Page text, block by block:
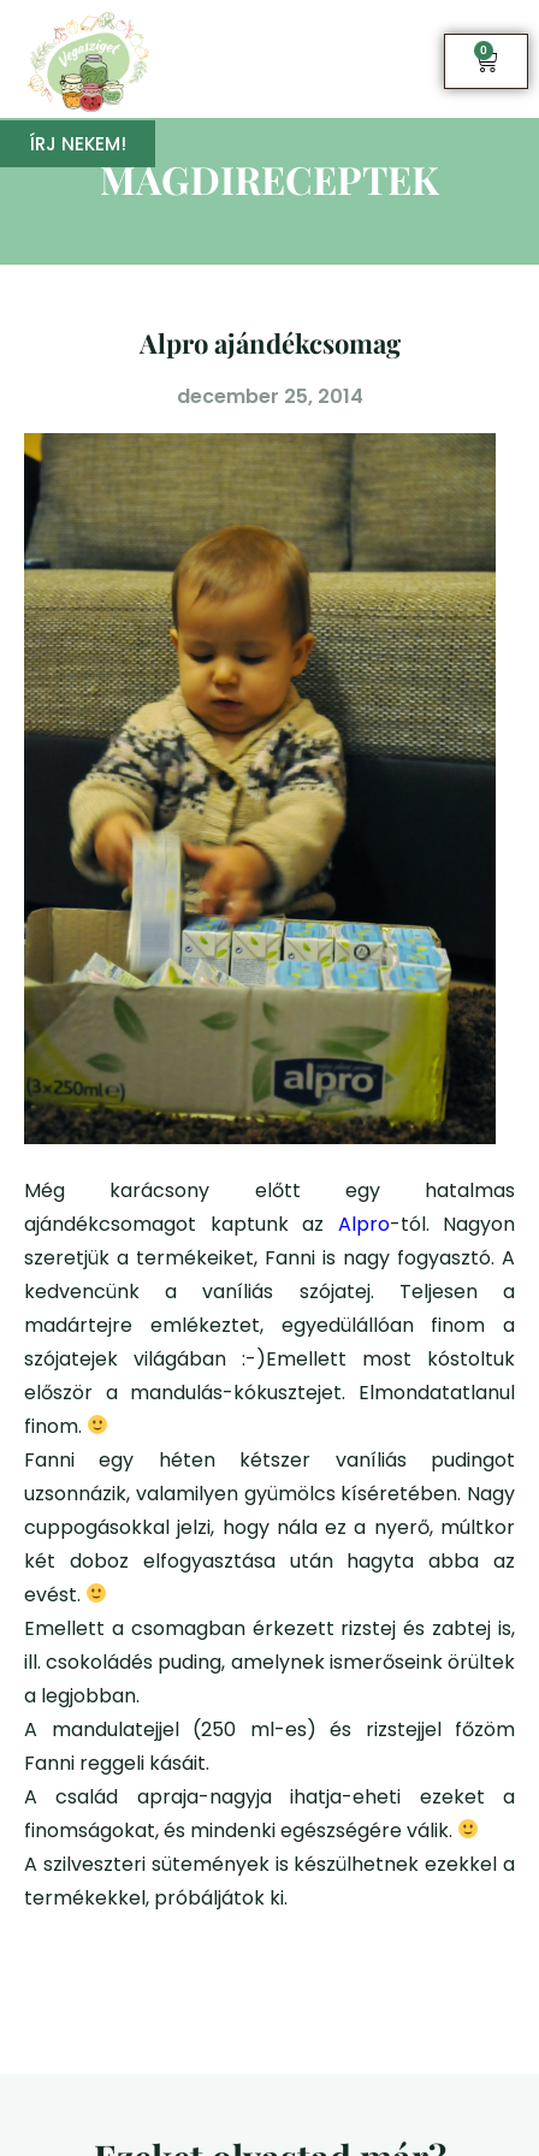
0
ÍRJ NEKEM!
MAGDIRECEPTEK
Alpro ajándékcsomag
december 25, 2014
Még karácsony előtt egy hatalmas
ajándékcsomagot kaptunk az Alpro-tól. Nagyon
szeretjük a termékeiket, Fanni is nagy fogyasztó. A
kedvencünk a vaníliás szójatej. Teljesen a
madártejre emlékeztet, egyedülállóan finom a
szójatejek világában :-)Emellett most kóstoltuk
először a mandulás-kókusztejet. Elmondatatlanul
finom.
Fanni egy héten kétszer vaníliás pudingot
uzsonnázik, valamilyen gyümölcs kíséretében. Nagy
cuppogásokkal jelzi, hogy nála ez a nyerő, múltkor
két doboz elfogyasztása után hagyta abba az
evést.
Emellett a csomagban érkezett rizstej és zabtej is,
ill. csokoládés puding, amelynek ismerőseink örültek
a legjobban.
A mandulatejjel (250 ml-es) és rizstejjel főzöm
Fanni reggeli kásáit.
A család apraja-nagyja ihatja-eheti ezeket a
finomságokat, és mindenki egészségére válik.
A szilveszteri sütemények is készülhetnek ezekkel a
termékekkel, próbáljátok ki.